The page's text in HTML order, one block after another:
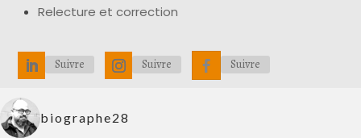
Relecture et correction
Suivre Suivre Suivre
biographe28